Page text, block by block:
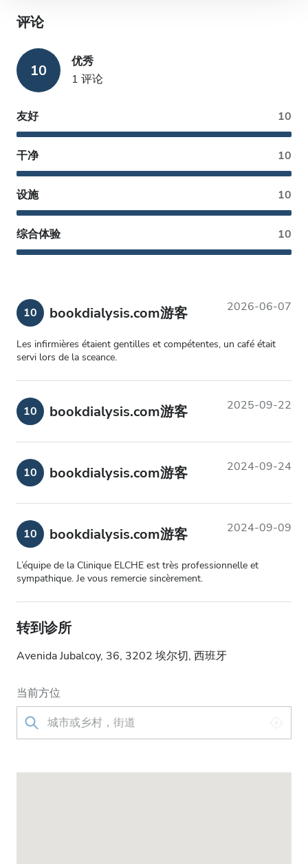
评论
10
优秀
1 评论
友好 10
干净 10
设施 10
综合体验 10
10 bookdialysis.com游客 2026-06-07
Les infirmières étaient gentilles et compétentes, un café était
servi lors de la sceance.
10 bookdialysis.com游客 2025-09-22
10 bookdialysis.com游客 2024-09-24
10 bookdialysis.com游客 2024-09-09
L’équipe de la Clinique ELCHE est très professionnelle et
sympathique. Je vous remercie sincèrement.
转到诊所
Avenida Jubalcoy, 36, 3202 埃尔切, 西班牙
当前方位